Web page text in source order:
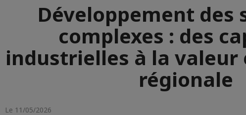
Développement des
complexes : des
industrielles à la valeur
régionale
Le 11/05/2026